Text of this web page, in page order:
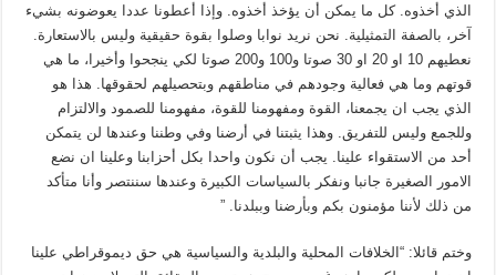
الذي أخذوه. كل ما يمكن أن يؤخذ أخذوه. وإذا أعطونا عددا يعوضونه بشيء
آخر، بالصفة التمثيلية. نحن نريد نوابا وصلوا بقوة حقيقية وليس بالاستعارة.
نعطيهم 10 او 20 او 30 صوتا و100 و200 صوتا لكي ينجحوا وأخيرا، ما هي
قوتهم وما هي فعالية وجودهم في مناطقهم وبتحصيلهم لحقوقها. هذا هو
الذي يجب ان يجمعنا، القوة ومفهومنا للقوة، مفهومنا للصمود والالتزام
وللجمع وليس للتفريق. وهذا يثبتنا في أرضنا وفي وطننا وعندها لن يتمكن
أحد من الاستقواء علينا. يجب أن نكون واحدا بكل أحزابنا وعلينا ان نضع
الامور الصغيرة جانبا ونفكر بالسياسات الكبيرة وعندها سننتصر وأنا متأكد
من ذلك لأننا مؤمنون بكم وبأرضنا وببلدنا. ”
وختم قائلا: “الخلافات المحلية والبلدية والسياسية هي حق ديموقراطي علينا